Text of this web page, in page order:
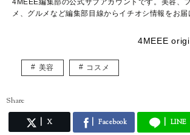
4MEEE編集部の公式サブアカウントです。美容、
メ、グルメなど編集部目線からイチオシ情報をお届
4MEEE
美容 コスメ
Share
X Facebook LINE